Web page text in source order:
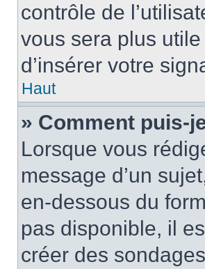
contrôle de
vous sera plus
d’insérer votre
Haut
» Comment puis-
Lorsque vous
message d’un
en-dessous du
pas disponible, il
créer des